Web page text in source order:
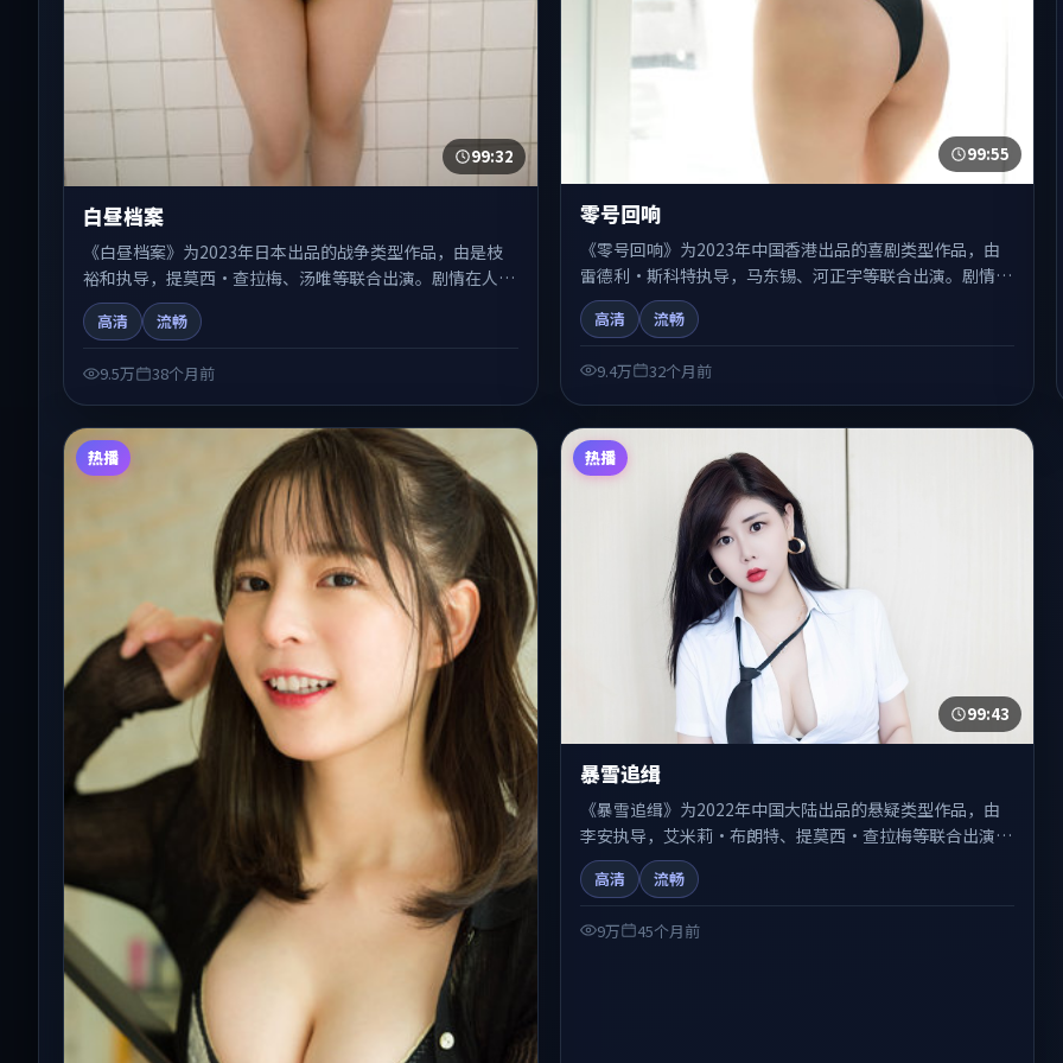
99:32
白昼档案
《白昼档案》为2023年日本出品的战争类型作品，由是枝
裕和执导，提莫西·查拉梅、汤唯等联合出演。剧情在人物
弧光与节奏推进中展开，兼具叙事张力与视听质感。可与站
内国产剧、电影、综艺片单交叉检索，便于「国产在线观
高清 流畅
9.5万 38个月前
99:55
零号回响
《零号回响》为2023年中国香港出品的喜剧类型作品，由
雷德利·斯科特执导，马东锡、河正宇等联合出演。剧情在
人物弧光与节奏推进中展开，兼具叙事张力与视听质感。适
合关注国产在线观看、热播国产剧与院线佳片的观众收藏与
高清 流畅
9.4万 32个月前
热播 热播
99:43
暴雪追缉
《暴雪追缉》为2022年中国大陆出品的悬疑类型作品，由
李安执导，艾米莉·布朗特、提莫西·查拉梅等联合出演。
剧情在人物弧光与节奏推进中展开，兼具叙事张力与视听质
感。适合关注国产在线观看、热播国产剧与院线佳片的观众
高清 流畅
9万 45个月前